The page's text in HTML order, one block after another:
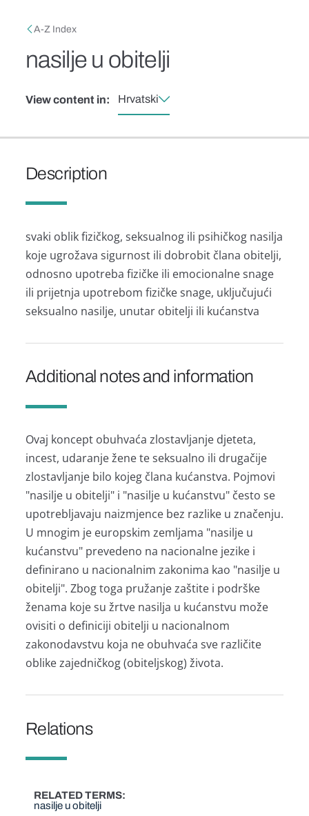
Breadcrumb
A-Z Index
nasilje u obitelji
View content in: Hrvatski
Description
svaki oblik fizičkog, seksualnog ili psihičkog nasilja
koje ugrožava sigurnost ili dobrobit člana obitelji,
odnosno upotreba fizičke ili emocionalne snage
ili prijetnja upotrebom fizičke snage, uključujući
seksualno nasilje, unutar obitelji ili kućanstva
Additional notes and information
Ovaj koncept obuhvaća zlostavljanje djeteta,
incest, udaranje žene te seksualno ili drugačije
zlostavljanje bilo kojeg člana kućanstva. Pojmovi
"nasilje u obitelji" i "nasilje u kućanstvu" često se
upotrebljavaju naizmjence bez razlike u značenju.
U mnogim je europskim zemljama "nasilje u
kućanstvu" prevedeno na nacionalne jezike i
definirano u nacionalnim zakonima kao "nasilje u
obitelji". Zbog toga pružanje zaštite i podrške
ženama koje su žrtve nasilja u kućanstvu može
ovisiti o definiciji obitelji u nacionalnom
zakonodavstvu koja ne obuhvaća sve različite
oblike zajedničkog (obiteljskog) života.
Relations
RELATED TERMS
nasilje u obitelji